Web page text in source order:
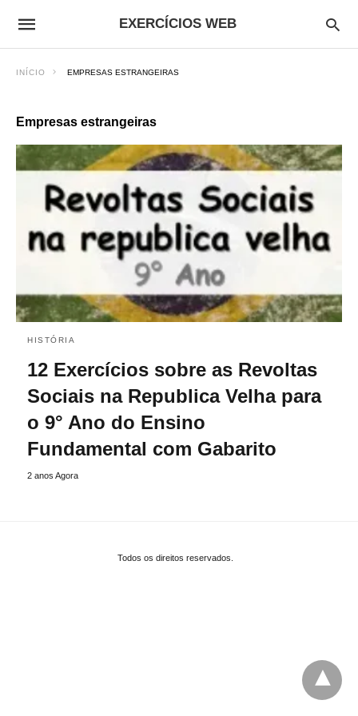
EXERCÍCIOS WEB
INÍCIO EMPRESAS ESTRANGEIRAS
Empresas estrangeiras
HISTÓRIA
12 Exercícios sobre as Revoltas
Sociais na Republica Velha para
o 9° Ano do Ensino
Fundamental com Gabarito
2 anos Agora
Todos os direitos reservados.